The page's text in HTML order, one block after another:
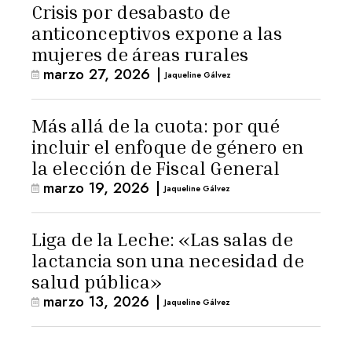
Crisis por desabasto de
anticonceptivos expone a las
mujeres de áreas rurales
marzo 27, 2026 | Jaqueline Gálvez
Más allá de la cuota: por qué
incluir el enfoque de género en
la elección de Fiscal General
marzo 19, 2026 | Jaqueline Gálvez
Liga de la Leche: «Las salas de
lactancia son una necesidad de
salud pública»
marzo 13, 2026 | Jaqueline Gálvez